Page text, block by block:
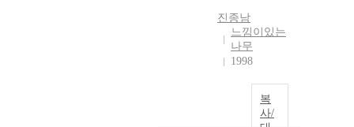
진종남
느낌이있는
나무
1998
복
사/